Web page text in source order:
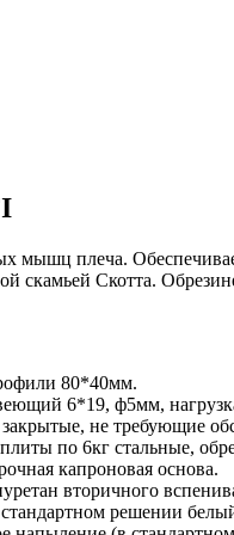
мышц плеча.
скамьей Скотта.
80*40мм.
6*19, ф5мм,
не требующие
по 6кг стальные,
капроновая основа.
вторичного
решении